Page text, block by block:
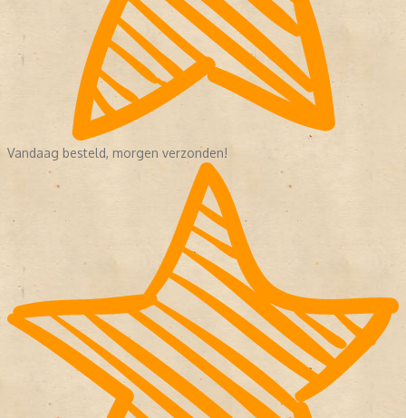
Vandaag besteld, morgen verzonden!